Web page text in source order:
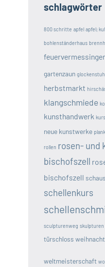
schlagwörter
800 schritte apfel apfel;
bohlenständerhaus
gartenzaun
herbstmarkt
klangschmiede
kunsthandwerk kurs
neue kunstwerke
rollen rosen- und
bischofszell
bischofszell
schellenkurs
sculpturenweg skulpturen
türschloss
weltmeisterschaft